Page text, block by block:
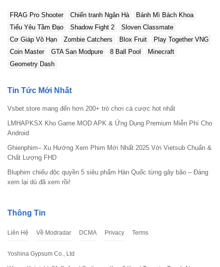
FRAG Pro Shooter Chiến tranh Ngân Hà
Bánh Mì Bách Khoa
Tiểu Yêu Tầm Đạo
Shadow Fight 2
Sloven Classmate
Cơ Giáp Vô Hạn
Zombie Catchers Blox Fruit
Play Together VNG
Coin Master
GTA San Modpure 8 Ball Pool
Minecraft
Geometry Dash
Tin Tức Mới Nhất
Vsbet.store mang đến hơn 200+ trò chơi cá cược hot nhất
LMHAPKSX Kho Game MOD APK & Ứng Dụng Premium Miễn Phí Cho
Android
Ghienphim– Xu Hướng Xem Phim Mới Nhất 2025 Với Vietsub Chuẩn &
Chất Lượng FHD
Bluphim chiếu độc quyền 5 siêu phẩm Hàn Quốc từng gây bão – Đáng
xem lại dù đã xem rồi!
Thông Tin
Liên Hệ Về Modradar DCMA Privacy Terms
Yoshina Gypsum Co., Ltd